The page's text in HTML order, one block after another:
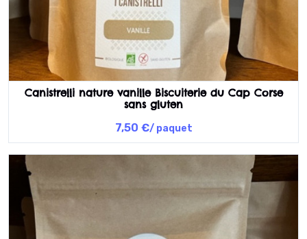
Canistrelli nature vanille Biscuiterie du Cap Corse
sans gluten
7,50 €/ paquet